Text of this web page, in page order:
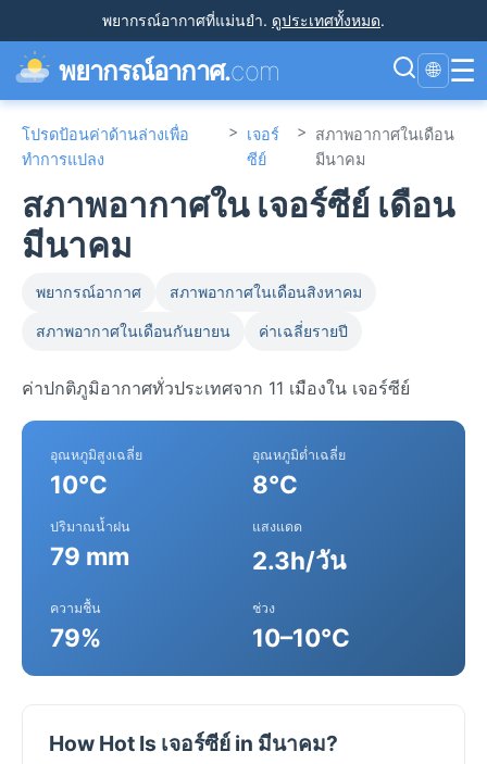
พยากรณ์อากาศที่แม่นยำ. ดูประเทศทั้งหมด.
พยากรณ์อากาศ.com 🌐 ☰
โปรดป้อนค่าด้านล่างเพื่อ
ทำการแปลง
> เจอร์
ซีย์
> สภาพอากาศในเดือน
มีนาคม
สภาพอากาศใน เจอร์ซีย์ เดือน
มีนาคม
พยากรณ์อากาศ สภาพอากาศในเดือนสิงหาคม
สภาพอากาศในเดือนกันยายน ค่าเฉลี่ยรายปี
ค่าปกติภูมิอากาศทั่วประเทศจาก 11 เมืองใน เจอร์ซีย์
อุณหภูมิสูงเฉลี่ย
10°C
อุณหภูมิต่ำเฉลี่ย
8°C
ปริมาณน้ำฝน
79 mm
แสงแดด
2.3h/วัน
ความชื้น
79%
ช่วง
10–10°C
How Hot Is เจอร์ซีย์ in มีนาคม?